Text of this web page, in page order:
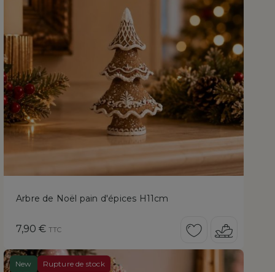
Arbre de Noël pain d'épices H11cm
Prix
7,90 € TTC
New Rupture de stock